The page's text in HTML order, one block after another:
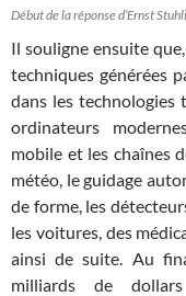
Début de la réponse d’Ernst
Il souligne ensuite
techniques générées
dans les technologies
ordinateurs
mobile et les chaînes
météo, le guidage
de forme, les
les voitures, des
ainsi de suite. Au
milliards de